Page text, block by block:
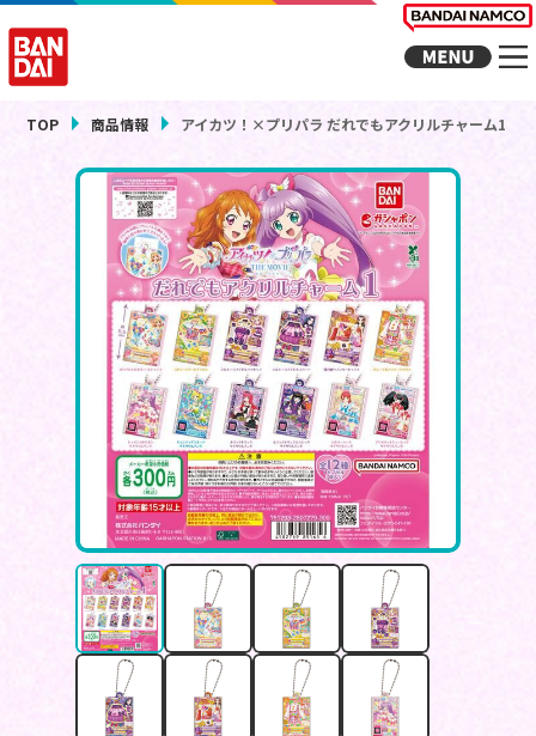
TOP 商品情報 アイカツ！×プリパラ だれでもアクリルチャーム1